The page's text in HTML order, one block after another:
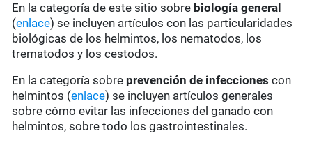
En la categoría de este sitio sobre biología general
(enlace) se incluyen artículos con las particularidades
biológicas de los helmintos, los nematodos, los
trematodos y los cestodos.
En la categoría sobre prevención de infeccionescon
helmintos (enlace) se incluyen artículos generales
sobre cómo evitar las infecciones del ganado con
helmintos, sobre todo los gastrointestinales.